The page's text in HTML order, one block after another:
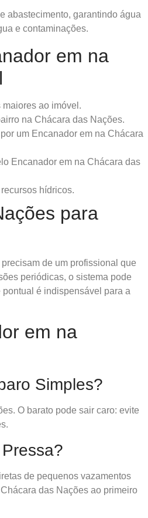
abastecimento, garantindo água
e contaminações.
em na
ao imóvel.
na Chácara das Nações.
um Encanador em na Chácara
Encanador em na Chácara das
hídricos.
para
de um profissional que
periódicas, o sistema pode
é indispensável para a
em na
Simples?
O barato pode sair caro: evite
de pequenos vazamentos
das Nações ao primeiro